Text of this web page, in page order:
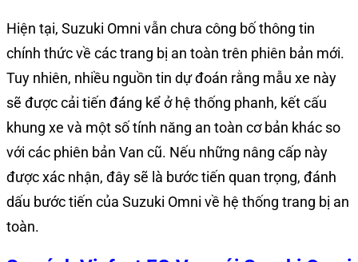
Hiện tại, Suzuki Omni vẫn chưa công bố thông tin
chính thức về các trang bị an toàn trên phiên bản mới.
Tuy nhiên, nhiều nguồn tin dự đoán rằng mẫu xe này
sẽ được cải tiến đáng kể ở hệ thống phanh, kết cấu
khung xe và một số tính năng an toàn cơ bản khác so
với các phiên bản Van cũ. Nếu những nâng cấp này
được xác nhận, đây sẽ là bước tiến quan trọng, đánh
dấu bước tiến của Suzuki Omni về hệ thống trang bị an
toàn.